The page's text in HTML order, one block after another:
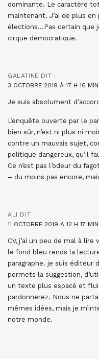
dominante. Le caractère
maintenant. J’ai de plus
élections…Pas certain que
cirque démocratique.
GALATINE DIT :
3 OCTOBRE 2019 À 17 H 16 MIN
Je suis absolument
L’enquête ouverte par le
bien sûr, n’est ni plus ni
contre un mauvais sujet,
politique dangereux, qu’il
Ce n’est pas l’odeur du
– du moins pas encore,
ALI DIT :
11 OCTOBRE 2019 À 12 H 17 MIN
CV, j’ai un peu de mal à
le fond bleu rends la
paragraphe. je suis éditeur
permets la suggestion,
un texte plus espacé et
pardonnerez. Nous ne
mêmes idées, mais je
notre monde.